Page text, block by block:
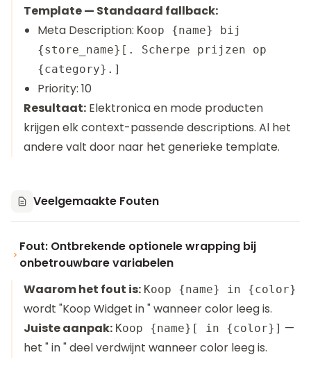
Template — Standaard fallback:
Meta Description: Koop {name} bij
{store_name}[. Scherpe prijzen op
{category}.]
Priority: 10
Resultaat: Elektronica en mode producten
krijgen elk context-passende descriptions. Al het
andere valt door naar het generieke template.
Veelgemaakte Fouten
Fout: Ontbrekende optionele wrapping bij
onbetrouwbare variabelen
Waarom het fout is: Koop {name} in {color}
wordt "Koop Widget in " wanneer color leeg is.
Juiste aanpak: Koop {name}[ in {color}] —
het " in " deel verdwijnt wanneer color leeg is.